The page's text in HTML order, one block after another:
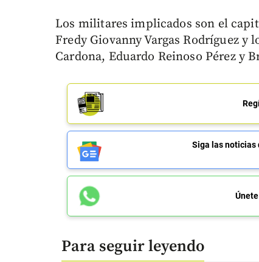
Los militares implicados son el
Fredy Giovanny Vargas Rodríguez y
Cardona, Eduardo Reinoso Pérez y
Siga las noticias
Para seguir leyendo